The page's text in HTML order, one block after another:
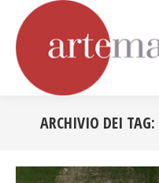
ARCHIVIO DEI TAG: